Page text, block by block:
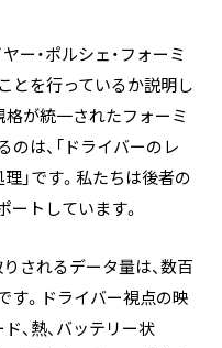
ー・ポルシェ・フォーミ
とを行っているか説明し
格が統一されたフォーミ
は、「ドライバーのレ
」です。私たちは後者の
トしています。
されるデータ量は、数百
す。ドライバー視点の映
、熱、バッテリー状